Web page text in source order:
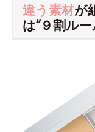
違う素材が
は“９割ル